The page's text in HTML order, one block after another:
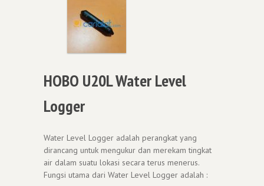
HOBO U20L Water Level
Logger
Water Level Logger adalah perangkat yang
dirancang untuk mengukur dan merekam tingkat
air dalam suatu lokasi secara terus menerus.
Fungsi utama dari Water Level Logger adalah :